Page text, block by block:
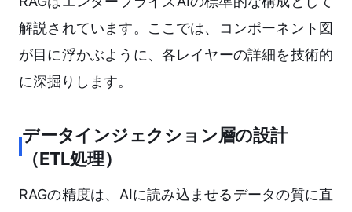
解説されています。ここでは、コンポーネント図
が目に浮かぶように、各レイヤーの詳細を技術的
に深掘りします。
データインジェクション層の設計
（ETL処理）
RAGの精度は、AIに読み込ませるデータの質に直